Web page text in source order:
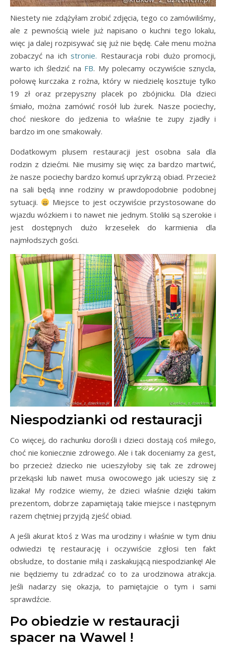
Niestety nie zdążyłam zrobić zdjęcia, tego co zamówiliśmy,
ale z pewnością wiele już napisano o kuchni tego lokalu,
więc ja dalej rozpisywać się już nie będę. Całe menu można
zobaczyć na ichstronie. Restauracja robi dużo promocji,
warto ich śledzić na FB. My polecamy oczywiście sznycla,
połowę kurczaka z rożna, który w niedzielę kosztuje tylko
19 zł oraz przepyszny placek po zbójnicku. Dla dzieci
śmiało, można zamówić rosół lub żurek. Nasze pociechy,
choć nieskore do jedzenia to właśnie te zupy zjadły i
bardzo im one smakowały.
Dodatkowym plusem restauracji jest osobna sala dla
rodzin z dziećmi. Nie musimy się więc za bardzo martwić,
że nasze pociechy bardzo komuś uprzykrzą obiad. Przecież
na sali będą inne rodziny w prawdopodobnie podobnej
sytuacji.
Miejsce to jest oczywiście przystosowane do
wjazdu wózkiem i to nawet nie jednym. Stoliki są szerokie i
jest dostępnych dużo krzesełek do karmienia dla
najmłodszych gości.
Niespodzianki od restauracji
Co więcej, do rachunku dorośli i dzieci dostają coś miłego,
choć nie koniecznie zdrowego. Ale i tak doceniamy za gest,
bo przecież dziecko nie ucieszyłoby się tak ze zdrowej
przekąski lub nawet musa owocowego jak ucieszy się z
lizaka! My rodzice wiemy, że dzieci właśnie dzięki takim
prezentom, dobrze zapamiętają takie miejsce i następnym
razem chętniej przyjdą zjeść obiad.
A jeśli akurat ktoś z Was ma urodziny i właśnie w tym dniu
odwiedzi tę restaurację i oczywiście zgłosi ten fakt
obsłudze, to dostanie miłą i zaskakującą niespodziankę! Ale
nie będziemy tu zdradzać co to za urodzinowa atrakcja.
Jeśli nadarzy się okazja, to pamiętajcie o tym i sami
sprawdźcie.
Po obiedzie w restauracji
spacer na Wawel !